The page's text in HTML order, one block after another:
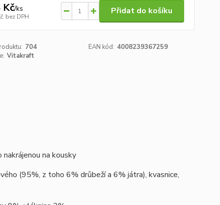
Kč/ks
bez DPH
Přidat do košíku
704 EAN kód: 4008239367259
Vitakraft
na kousky
(95%, z toho 6% drůbeží a 6% játra), kvasnice,